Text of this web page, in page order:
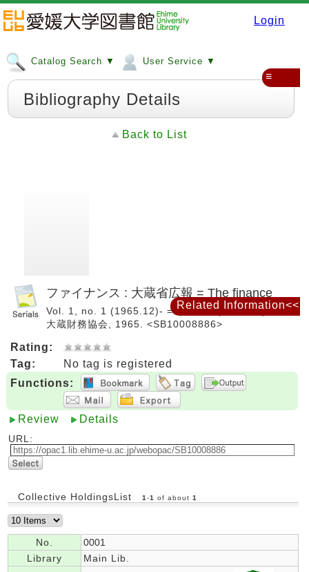
Login
Catalog Search ▼ User Service ▼
≡
Bibliography Details
Back to List
ファイナンス : 大蔵省広報 = The finance
Vol. 1, no. 1 (1965.12)- = 通巻1号 (1965.12)-. --
大蔵財務協会, 1965. <SB10008886>
Rating:
Tag:
No tag is registered
Functions:
Review Details
URL:
Collective HoldingsList 1 -1 of about 1
No.
0001
Library
Main Lib.
Related Information<<